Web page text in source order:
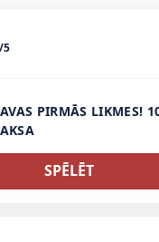
/5
PIRMĀS LIKMES!
SPĒLĒT